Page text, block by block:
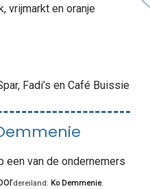
vrijmarkt en oranje
Fadi’s en Café Buissie
een van de ondernemers
dereiland: Ko Demmenie.